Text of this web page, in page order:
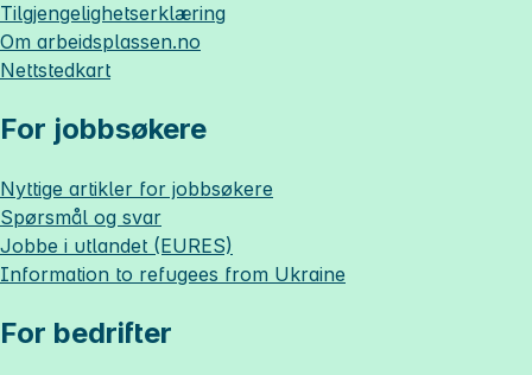
Tilgjengelighetserklæring
Om arbeidsplassen.no
Nettstedkart
For jobbsøkere
Nyttige artikler for jobbsøkere
Spørsmål og svar
Jobbe i utlandet (EURES)
Information to refugees from Ukraine
For bedrifter